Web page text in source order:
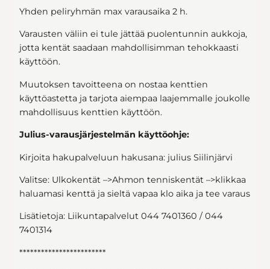
Yhden peliryhmän max varausaika 2 h.
Varausten väliin ei tule jättää puolentunnin aukkoja,
jotta kentät saadaan mahdollisimman tehokkaasti
käyttöön.
Muutoksen tavoitteena on nostaa kenttien
käyttöastetta ja tarjota aiempaa laajemmalle joukolle
mahdollisuus kenttien käyttöön.
Julius-varausjärjestelmän käyttöohje:
Kirjoita hakupalveluun hakusana: julius Siilinjärvi
Valitse: Ulkokentät –>Ahmon tenniskentät –>klikkaa
haluamasi kenttä ja sieltä vapaa klo aika ja tee varaus
Lisätietoja: Liikuntapalvelut 044 7401360 / 044
7401314
************************